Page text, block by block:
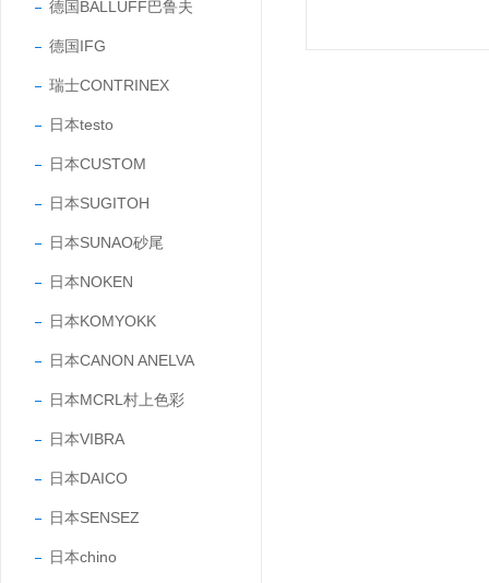
德国BALLUFF巴鲁夫
德国IFG
瑞士CONTRINEX
日本testo
日本CUSTOM
日本SUGITOH
日本SUNAO砂尾
日本NOKEN
日本KOMYOKK
日本CANON ANELVA
日本MCRL村上色彩
日本VIBRA
日本DAICO
日本SENSEZ
日本chino